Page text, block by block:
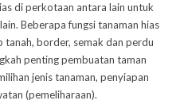
di perkotaan antara lain untuk
Beberapa fungsi tanaman hias
tanah, border, semak dan perdu
penting pembuatan taman
jenis tanaman, penyiapan
(pemeliharaan).